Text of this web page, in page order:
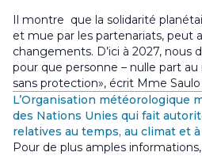
Il montre que la solidarité
et mue par les partenariats, peut
changements. D’ici à 2027, nous
pour que personne – nulle part
sans protection», écrit Mme Saulo
L’Organisation météorologique
des Nations Unies qui fait
relatives au temps, au climat et à
Pour de plus amples